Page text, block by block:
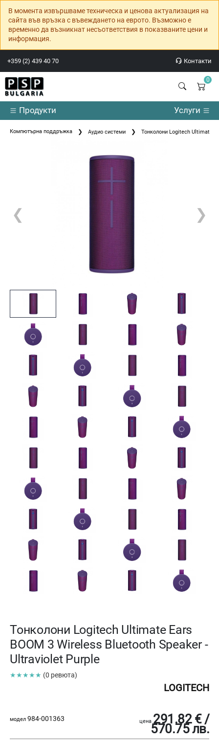
В момента извършваме техническа и ценова актуализация на
сайта във връзка с въвеждането на еврото. Възможно е
временно да възникнат несъответствия в показваните цени и
информация.
+359 (2) 439 40 70 Контакти
0
Продукти Услуги
Компютърна поддръжка Аудио системи Тонколони Logitech Ultimate
❮ ❯
Тонколони Logitech Ultimate Ears
BOOM 3 Wireless Bluetooth Speaker -
Ultraviolet Purple
★★★★★ (0 ревюта)
LOGITECH
модел 984-001363 цена 291.82 € /
570.75 лв.